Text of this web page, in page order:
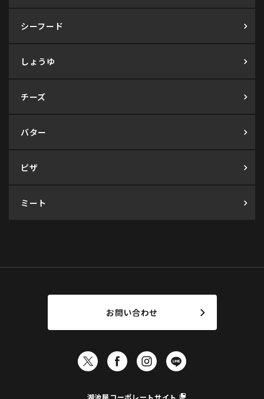
シーフード
しょうゆ
チーズ
バター
ピザ
ミート
お問い合わせ